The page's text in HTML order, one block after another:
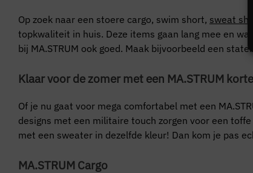
Op zoek naar een stoere cargo, swim short, sweat
topkwaliteit in huis. Deze items gaan lang mee en
bij MA.STRUM ook goed. Maak bijvoorbeeld een
Klaar voor de zomer met een MA.STRUM
Of je nu gaat voor mega comfortabel met een
designs met een militaire touch zorgen voor een
met een sweater in dezelfde kleur! Dan kom je pas
MA.STRUM Cargo